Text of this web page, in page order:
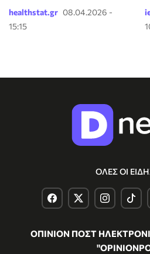
healthstat.gr 08.04.2026 -
15:15
ΟΛΕΣ ΟΙ
ΟΠΙΝΙΟΝ ΠΟΣΤ